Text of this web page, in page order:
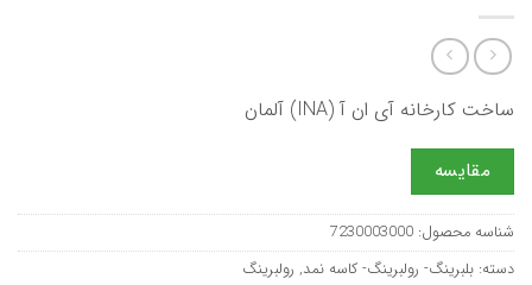
ساخت کارخانه آی ان آ (INA) آلمان
مقایسه
شناسه محصول: 7230003000
دسته: بلبرینگ- رولبرینگ- کاسه نمد, رولبرینگ